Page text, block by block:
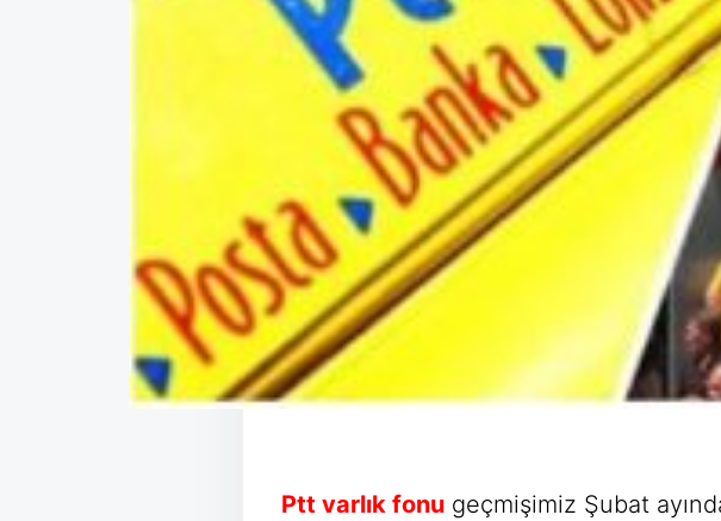
Ptt varlık fonu geçmişimiz Şubat